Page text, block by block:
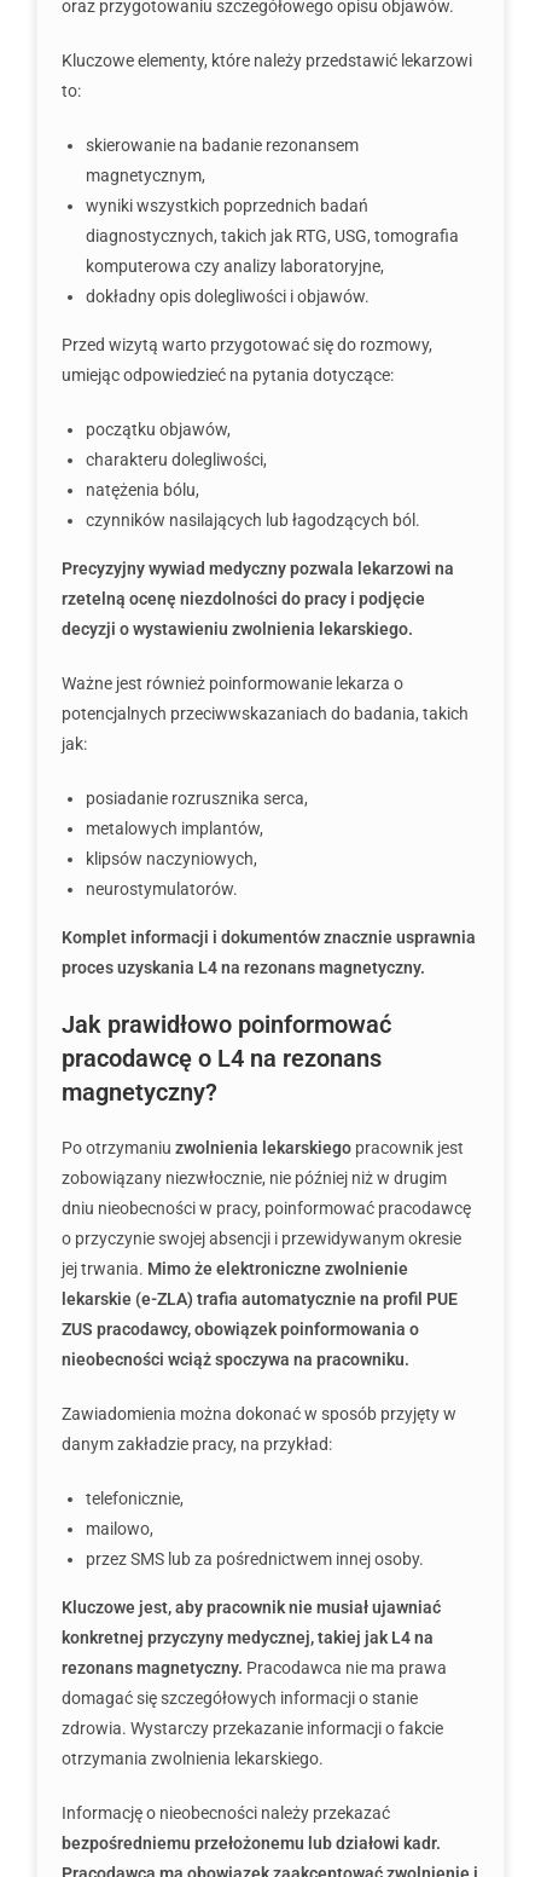
oraz przygotowaniu szczegółowego opisu objawów.
Kluczowe elementy, które należy przedstawić lekarzowi
to:
skierowanie na badanie rezonansem
magnetycznym,
wyniki wszystkich poprzednich badań
diagnostycznych, takich jak RTG, USG, tomografia
komputerowa czy analizy laboratoryjne,
dokładny opis dolegliwości i objawów.
Przed wizytą warto przygotować się do rozmowy,
umiejąc odpowiedzieć na pytania dotyczące:
początku objawów,
charakteru dolegliwości,
natężenia bólu,
czynników nasilających lub łagodzących ból.
Precyzyjny wywiad medyczny pozwala lekarzowi na
rzetelną ocenę niezdolności do pracy i podjęcie
decyzji o wystawieniu zwolnienia lekarskiego.
Ważne jest również poinformowanie lekarza o
potencjalnych przeciwwskazaniach do badania, takich
jak:
posiadanie rozrusznika serca,
metalowych implantów,
klipsów naczyniowych,
neurostymulatorów.
Komplet informacji i dokumentów znacznie usprawnia
proces uzyskania L4 na rezonans magnetyczny.
Jak prawidłowo poinformować
pracodawcę o L4 na rezonans
magnetyczny?
Po otrzymaniu zwolnienia lekarskiego pracownik jest
zobowiązany niezwłocznie, nie później niż w drugim
dniu nieobecności w pracy, poinformować pracodawcę
o przyczynie swojej absencji i przewidywanym okresie
jej trwania. Mimo że elektroniczne zwolnienie
lekarskie (e-ZLA) trafia automatycznie na profil PUE
ZUS pracodawcy, obowiązek poinformowania o
nieobecności wciąż spoczywa na pracowniku.
Zawiadomienia można dokonać w sposób przyjęty w
danym zakładzie pracy, na przykład:
telefonicznie,
mailowo,
przez SMS lub za pośrednictwem innej osoby.
Kluczowe jest, aby pracownik nie musiał ujawniać
konkretnej przyczyny medycznej, takiej jak L4 na
rezonans magnetyczny. Pracodawca nie ma prawa
domagać się szczegółowych informacji o stanie
zdrowia. Wystarczy przekazanie informacji o fakcie
otrzymania zwolnienia lekarskiego.
Informację o nieobecności należy przekazać
bezpośredniemu przełożonemu lub działowi kadr.